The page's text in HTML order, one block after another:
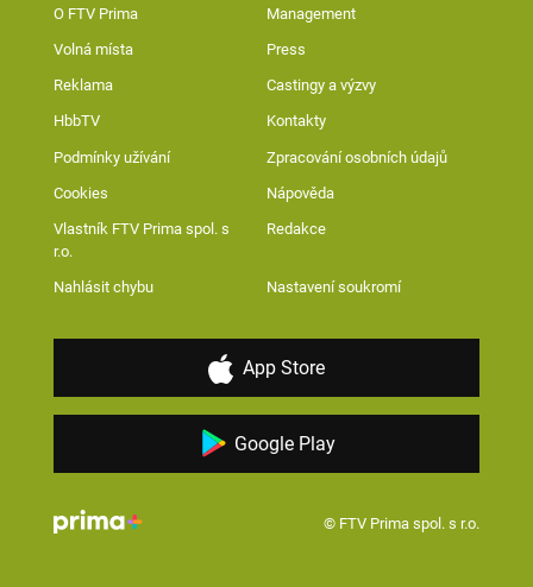
O FTV Prima Management
Volná místa Press
Reklama Castingy a výzvy
HbbTV Kontakty
Podmínky užívání Zpracování osobních údajů
Cookies Nápověda
Vlastník FTV Prima spol. s
r.o.
Redakce
Nahlásit chybu Nastavení soukromí
App Store
Google Play
© FTV Prima spol. s r.o.